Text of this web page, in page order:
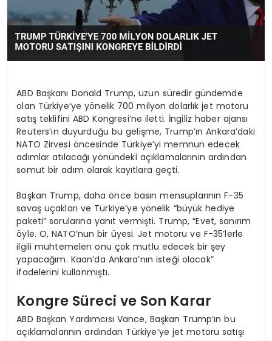
ABD Başkanı Donald Trump, uzun süredir gündemde
olan Türkiye’ye yönelik 700 milyon dolarlık jet motoru
satış teklifini ABD Kongresi’ne iletti. İngiliz haber ajansı
Reuters’ın duyurduğu bu gelişme, Trump’ın Ankara’daki
NATO Zirvesi öncesinde Türkiye’yi memnun edecek
adımlar atılacağı yönündeki açıklamalarının ardından
somut bir adım olarak kayıtlara geçti.
Başkan Trump, daha önce basın mensuplarının F-35
savaş uçakları ve Türkiye’ye yönelik “büyük hediye
paketi” sorularına yanıt vermişti. Trump, “Evet, sanırım
öyle. O, NATO’nun bir üyesi. Jet motoru ve F-35’lerle
ilgili muhtemelen onu çok mutlu edecek bir şey
yapacağım. Kaan’da Ankara’nın isteği olacak”
ifadelerini kullanmıştı.
Kongre Süreci ve Son Karar
ABD Başkan Yardımcısı Vance, Başkan Trump’ın bu
açıklamalarının ardından Türkiye’ye jet motoru satışı